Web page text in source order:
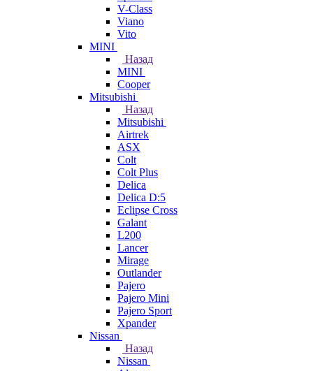
V-Class
Viano
Vito
MINI
Назад
MINI
Cooper
Mitsubishi
Назад
Mitsubishi
Airtrek
ASX
Colt
Colt Plus
Delica
Delica D:5
Eclipse Cross
Galant
L200
Lancer
Mirage
Outlander
Pajero
Pajero Mini
Pajero Sport
Xpander
Nissan
Назад
Nissan